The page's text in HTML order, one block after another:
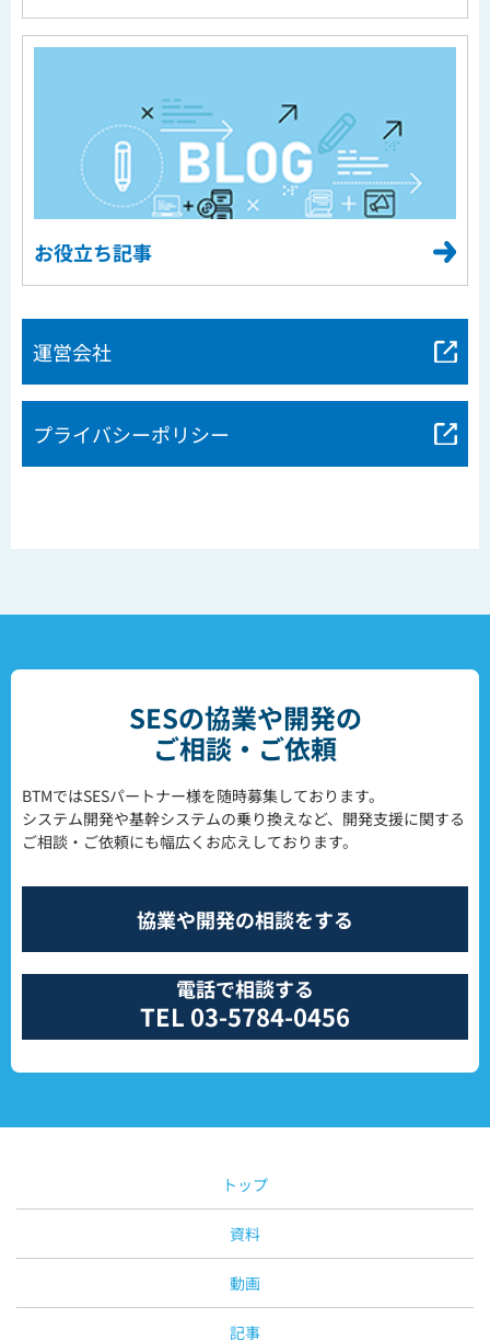
お役立ち記事
運営会社
プライバシーポリシー
SESの協業や開発の
ご相談・ご依頼
BTMではSESパートナー様を随時募集しております。
システム開発や基幹システムの乗り換えなど、開発支援に関する
ご相談・ご依頼にも幅広くお応えしております。
協業や開発の相談をする
電話で相談する
TEL 03-5784-0456
トップ
資料
動画
記事